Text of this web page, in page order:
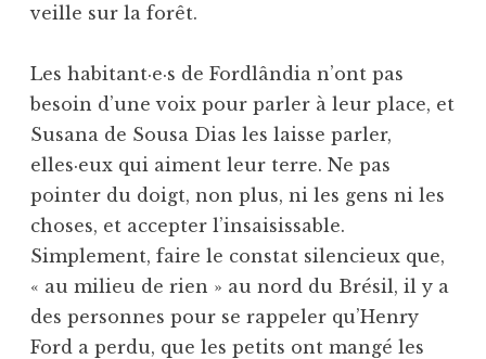
veille sur la forêt.
Les habitant·e·s de Fordlândia n’ont pas
besoin d’une voix pour parler à leur place, et
Susana de Sousa Dias les laisse parler,
elles·eux qui aiment leur terre. Ne pas
pointer du doigt, non plus, ni les gens ni les
choses, et accepter l’insaisissable.
Simplement, faire le constat silencieux que,
« au milieu de rien » au nord du Brésil, il y a
des personnes pour se rappeler qu’Henry
Ford a perdu, que les petits ont mangé les